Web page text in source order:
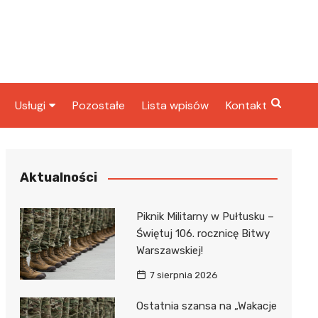
Usługi
Taxi
Pozostałe Lista wpisów Kontakt
Aktualności
Piknik Militarny w Pułtusku –
Świętuj 106. rocznicę Bitwy
Warszawskiej!
7 sierpnia 2026
Ostatnia szansa na „Wakacje